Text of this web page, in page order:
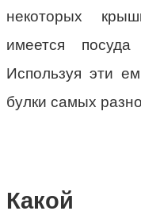
некоторых
имеется
Используя эти
булки самых
Какой